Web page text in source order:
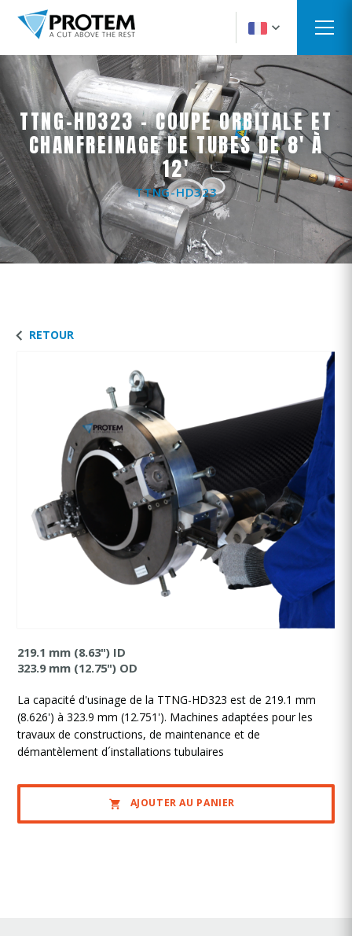
TTNG-HD323 - COUPE ORBITALE ET
CHANFREINAGE DE TUBES DE 8' À
12'
TTNG-HD323
RETOUR
219.1 mm (8.63") ID
323.9 mm (12.75") OD
La capacité d'usinage de la TTNG-HD323 est de 219.1 mm
(8.626') à 323.9 mm (12.751'). Machines adaptées pour les
travaux de constructions, de maintenance et de
démantèlement d´installations tubulaires
AJOUTER AU PANIER